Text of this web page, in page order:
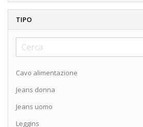
TIPO
Cavo alimentazione
Jeans donna
Jeans uomo
Leggins